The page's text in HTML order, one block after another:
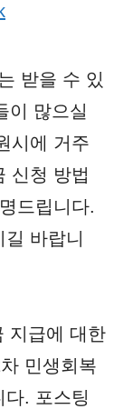
받을 수 있
이 많으실
시에 거주
신청 방법
드립니다.
바랍니
지급에 대한
민생회복
. 포스팅